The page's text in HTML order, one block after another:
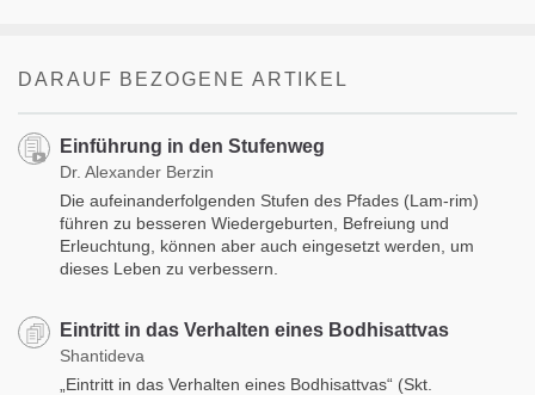
DARAUF BEZOGENE ARTIKEL
Einführung in den Stufenweg
Dr. Alexander Berzin
Die aufeinanderfolgenden Stufen des Pfades (Lam-rim)
führen zu besseren Wiedergeburten, Befreiung und
Erleuchtung, können aber auch eingesetzt werden, um
dieses Leben zu verbessern.
Eintritt in das Verhalten eines Bodhisattvas
Shantideva
„Eintritt in das Verhalten eines Bodhisattvas“ (Skt.